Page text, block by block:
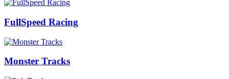
FullSpeed Racing
Monster Tracks